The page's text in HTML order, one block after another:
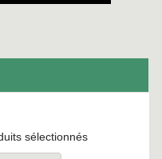
sélectionnés